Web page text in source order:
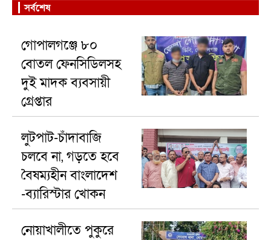
সর্বশেষ
গোপালগঞ্জে ৮০
বোতল ফেনসিডিলসহ
দুই মাদক ব্যবসায়ী
গ্রেপ্তার
লুটপাট-চাঁদাবাজি
চলবে না, গড়তে হবে
বৈষম্যহীন বাংলাদেশ
-ব্যারিস্টার খোকন
নোয়াখালীতে পুকুরে